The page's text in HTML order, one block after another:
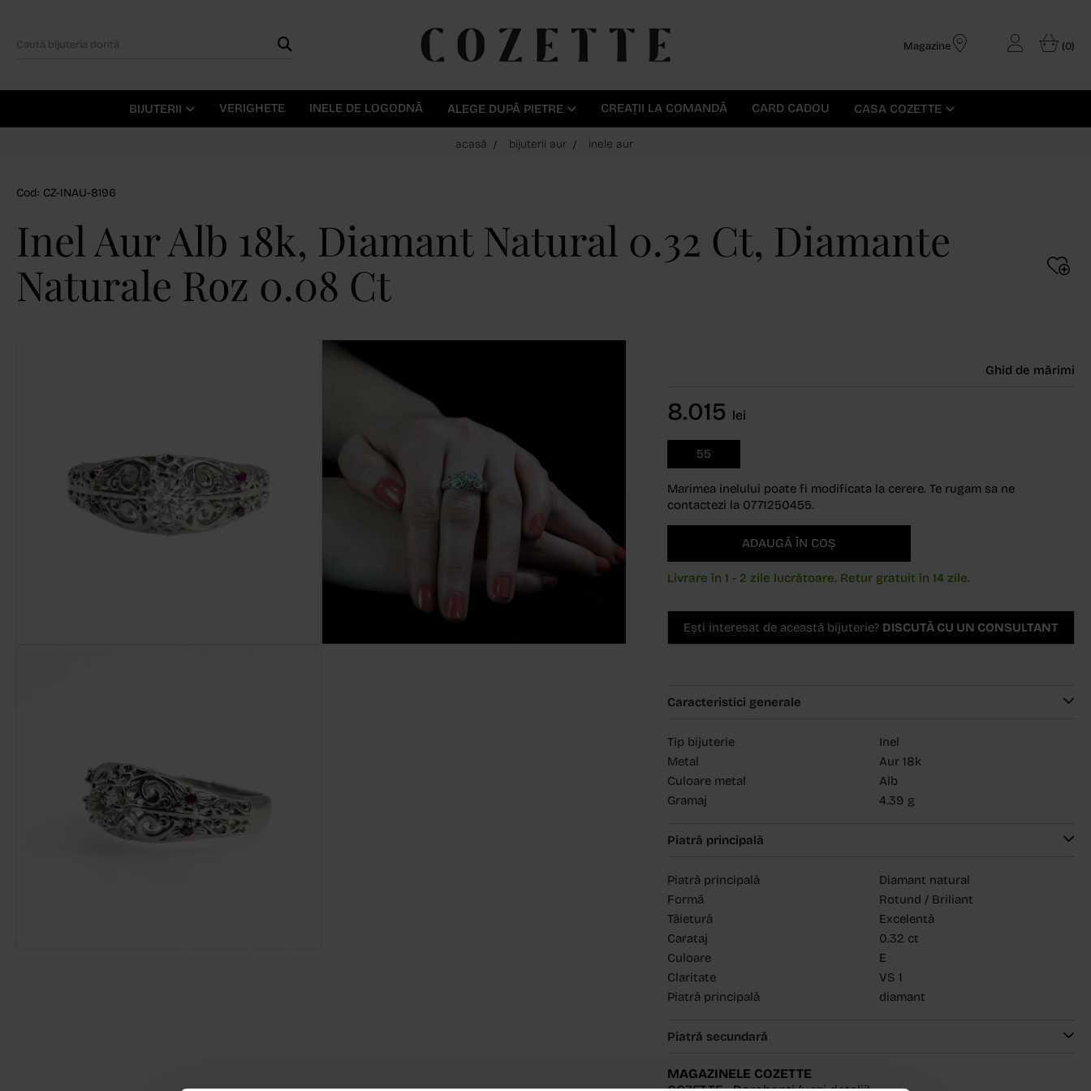
Magazine (0)
BIJUTERII VERIGHETE INELE DE LOGODNĂ ALEGE DUPĂ PIETRE CREAȚII LA COMANDĂ CARD CADOU CASA COZETTE
acasă bijuterii aur inele aur
Cod: CZ-INAU-8196
Inel Aur Alb 18k, Diamant Natural 0.32 Ct, Diamante
Naturale Roz 0.08 Ct
Ghid de mărimi
8.015 lei
55
Marimea inelului poate fi modificata la cerere. Te rugam sa ne
contactezi la 0771250455.
ADAUGĂ ÎN COȘ
Livrare în 1 - 2 zile lucrătoare. Retur gratuit în 14 zile.
Ești interesat de această bijuterie? DISCUTĂ CU UN CONSULTANT
Caracteristici generale
Tip bijuterie
Inel
Metal
Aur 18k
Culoare metal
Alb
Gramaj
4.39 g
Piatră principală
Piatră principală
Diamant natural
Formă
Rotund / Briliant
Tăietură
Excelentă
Carataj
0.32 ct
Culoare
E
Claritate
VS 1
Piatră principală
diamant
Piatră secundară
MAGAZINELE COZETTE